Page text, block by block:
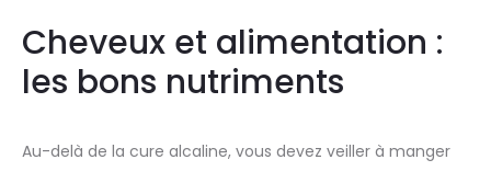
Cheveux et alimentation :
les bons nutriments
Au-delà de la cure alcaline, vous devez veiller à manger